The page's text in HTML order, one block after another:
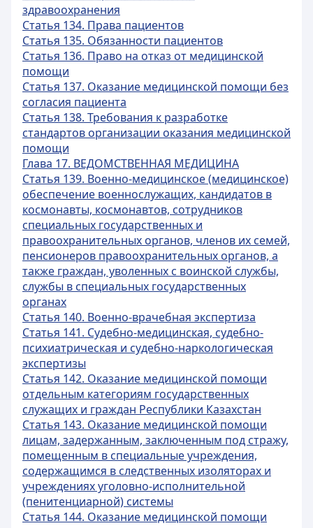
здравоохранения
Статья 134. Права пациентов
Статья 135. Обязанности пациентов
Статья 136. Право на отказ от медицинской
помощи
Статья 137. Оказание медицинской помощи без
согласия пациента
Статья 138. Требования к разработке
стандартов организации оказания медицинской
помощи
Глава 17. ВЕДОМСТВЕННАЯ МЕДИЦИНА
Статья 139. Военно-медицинское (медицинское)
обеспечение военнослужащих, кандидатов в
космонавты, космонавтов, сотрудников
специальных государственных и
правоохранительных органов, членов их семей,
пенсионеров правоохранительных органов, а
также граждан, уволенных с воинской службы,
службы в специальных государственных
органах
Статья 140. Военно-врачебная экспертиза
Статья 141. Судебно-медицинская, судебно-
психиатрическая и судебно-наркологическая
экспертизы
Статья 142. Оказание медицинской помощи
отдельным категориям государственных
служащих и граждан Республики Казахстан
Статья 143. Оказание медицинской помощи
лицам, задержанным, заключенным под стражу,
помещенным в специальные учреждения,
содержащимся в следственных изоляторах и
учреждениях уголовно-исполнительной
(пенитенциарной) системы
Статья 144. Оказание медицинской помощи